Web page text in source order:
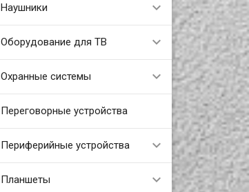
Наушники
Оборудование для ТВ
Охранные системы
Переговорные устройства
Периферийные устройства
Планшеты